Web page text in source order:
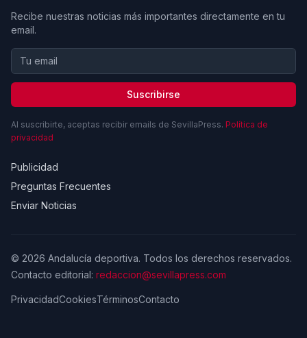
Recibe nuestras noticias más importantes directamente en tu
email.
Suscribirse
Al suscribirte, aceptas recibir emails de SevillaPress. Política de
privacidad
Publicidad
Preguntas Frecuentes
Enviar Noticias
© 2026 Andalucía deportiva. Todos los derechos reservados.
Contacto editorial: redaccion@sevillapress.com
PrivacidadCookiesTérminosContacto